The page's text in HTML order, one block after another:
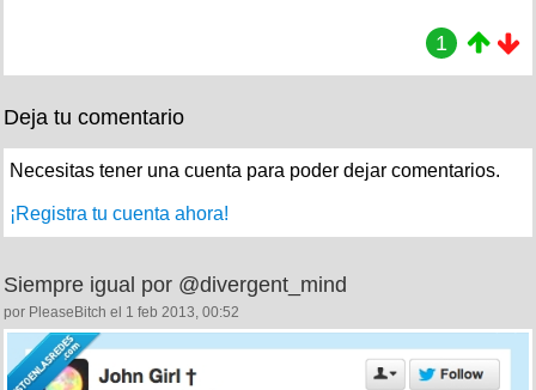
1
Deja tu comentario
Necesitas tener una cuenta para poder dejar comentarios.
¡Registra tu cuenta ahora!
Siempre igual por @divergent_mind
por PleaseBitch el 1 feb 2013, 00:52